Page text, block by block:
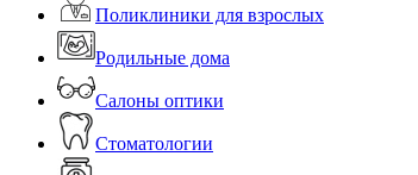
Поликлиники для взрослых
Родильные дома
Салоны оптики
Стоматологии